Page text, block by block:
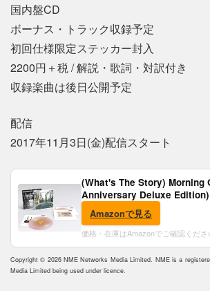
国内盤CD
ボーナス・トラック収録予定
初回仕様限定ステッカー封入
2200円＋税 / 解説・歌詞・対訳付き
収録楽曲は後日公開予定
配信
2017年11月3日(金)配信スタート
(What's The Story) Morning
Anniversary Deluxe
Vinyl) [Analog]
Amazonで見る
価格・在庫はAmazonでご確認くださ
Copyright © 2026 NME Networks Media Limited. NME is a
Media Limited being used under licence.